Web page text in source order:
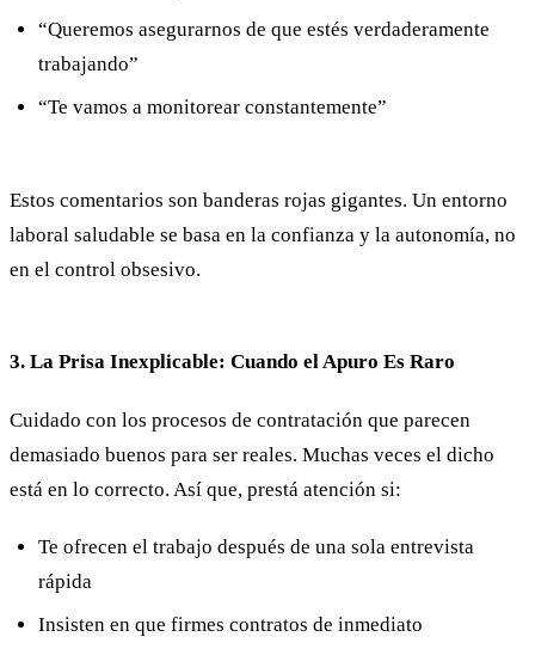
“Queremos asegurarnos de que estés verdaderamente
trabajando”
“Te vamos a monitorear constantemente”
Estos comentarios son banderas rojas gigantes. Un entorno
laboral saludable se basa en la confianza y la autonomía, no
en el control obsesivo.
3. La Prisa Inexplicable: Cuando el Apuro Es Raro
Cuidado con los procesos de contratación que parecen
demasiado buenos para ser reales. Muchas veces el dicho
está en lo correcto. Así que, prestá atención si:
Te ofrecen el trabajo después de una sola entrevista
rápida
Insisten en que firmes contratos de inmediato